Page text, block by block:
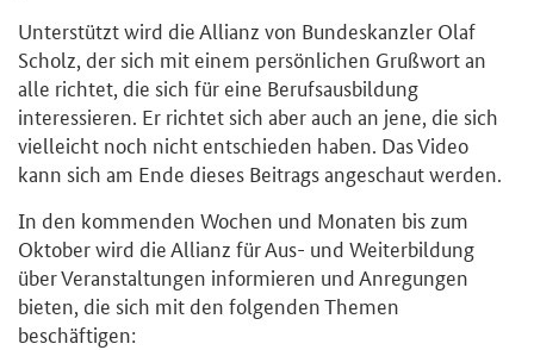
Unterstützt wird die Allianz von Bundeskanzler Olaf
Scholz, der sich mit einem persönlichen Grußwort an
alle richtet, die sich für eine Berufsausbildung
interessieren. Er richtet sich aber auch an jene, die sich
vielleicht noch nicht entschieden haben. Das Video
kann sich am Ende dieses Beitrags angeschaut werden.
In den kommenden Wochen und Monaten bis zum
Oktober wird die Allianz für Aus- und Weiterbildung
über Veranstaltungen informieren und Anregungen
bieten, die sich mit den folgenden Themen
beschäftigen: